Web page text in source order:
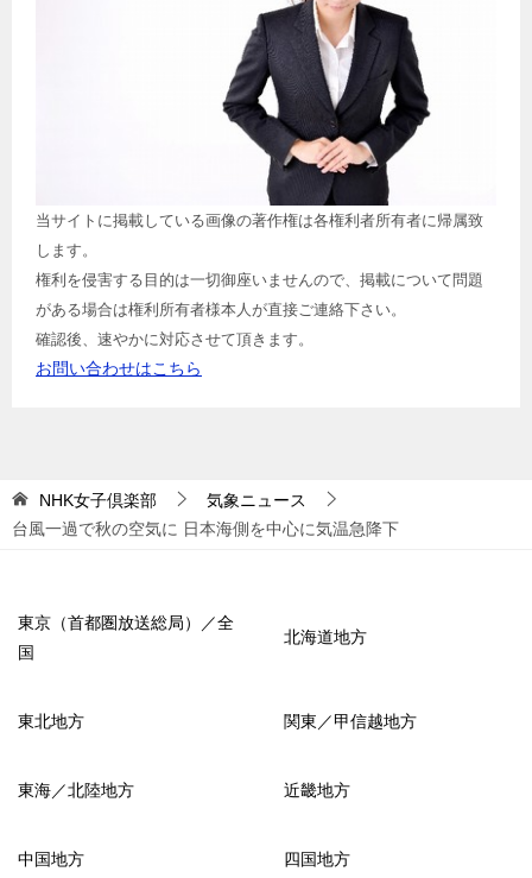
当サイトに掲載している画像の著作権は各権利者所有者に帰属致
します。
権利を侵害する目的は一切御座いませんので、掲載について問題
がある場合は権利所有者様本人が直接ご連絡下さい。
確認後、速やかに対応させて頂きます。
お問い合わせはこちら
NHK女子倶楽部
気象ニュース
台風一過で秋の空気に 日本海側を中心に気温急降下
東京（首都圏放送総局）／全
国
北海道地方
東北地方 関東／甲信越地方
東海／北陸地方 近畿地方
中国地方 四国地方